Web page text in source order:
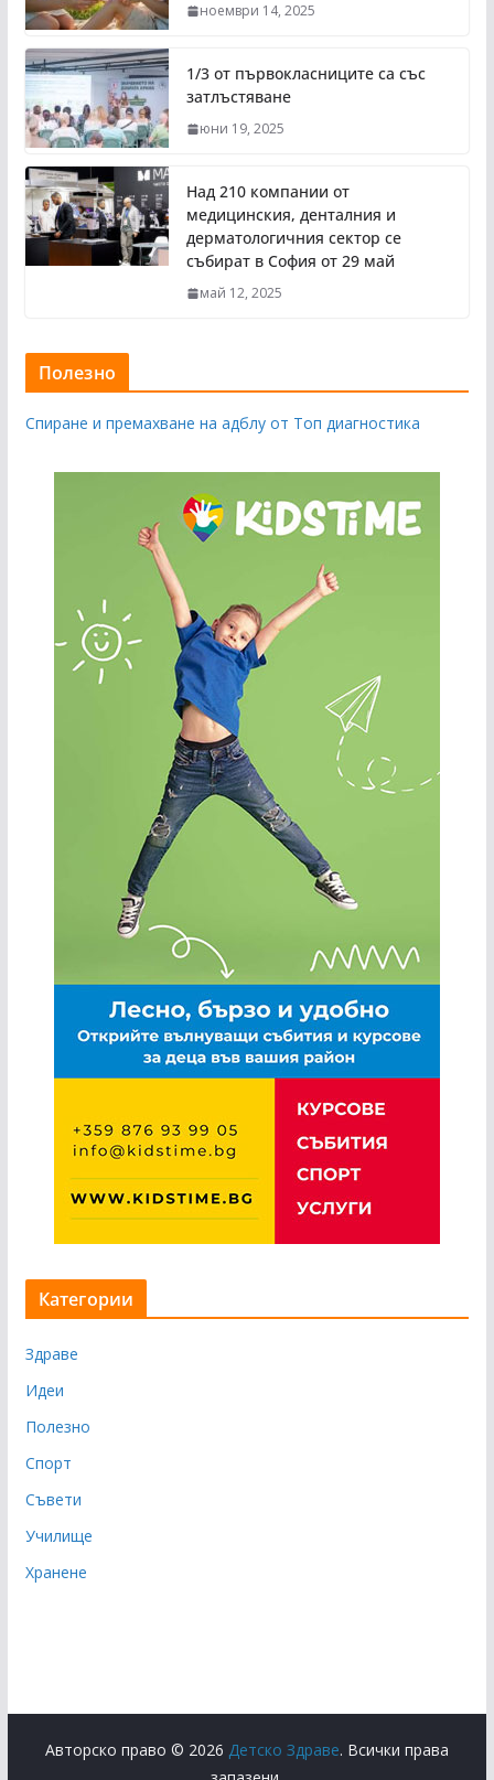
ноември 14, 2025
1/3 от първокласниците са със
затлъстяване
юни 19, 2025
Над 210 компании от
медицинския, денталния и
дерматологичния сектор се
събират в София от 29 май
май 12, 2025
Полезно
Спиране и премахване на адблу от Топ диагностика
Категории
Здраве
Идеи
Полезно
Спорт
Съвети
Училище
Хранене
Авторско право © 2026 Детско Здраве. Всички права